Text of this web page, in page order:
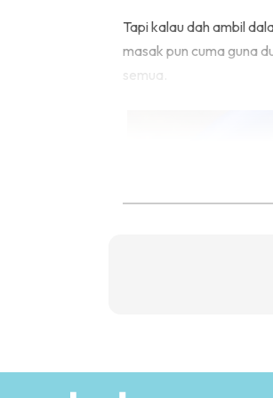
Tapi kalau dah ambil
masak pun cuma guna
semua.